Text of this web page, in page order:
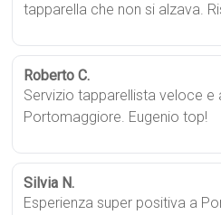
tapparella che non si alzava.
Roberto C.
Servizio tapparellista veloce e
Portomaggiore. Eugenio top!
Silvia N.
Esperienza super positiva a